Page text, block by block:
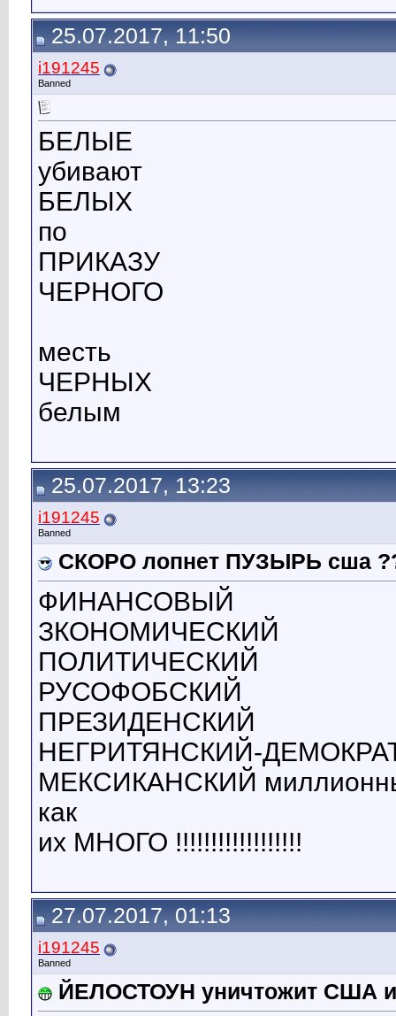
25.07.2017, 11:50
i191245
Banned
БЕЛЫЕ
убивают
БЕЛЫХ
по
ПРИКАЗУ
ЧЕРНОГО
месть
ЧЕРНЫХ
белым
25.07.2017, 13:23
i191245
Banned
СКОРО лопнет ПУЗЫРЬ сша
ФИНАНСОВЫЙ
ЗКОНОМИЧЕСКИЙ
ПОЛИТИЧЕСКИЙ
РУСОФОБСКИЙ
ПРЕЗИДЕНСКИЙ
НЕГРИТЯНСКИЙ-
МЕКСИКАНСКИЙ
как
их МНОГО !!!!!!!!!!!!!!!!!!
27.07.2017, 01:13
i191245
Banned
ЙЕЛОСТОУН уничтожит США